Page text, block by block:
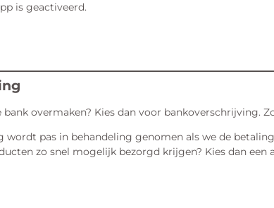
is geactiveerd.
overmaken? Kies dan voor bankoverschrijving.
wordt pas in behandeling genomen als we de
zo snel mogelijk bezorgd krijgen? Kies dan een